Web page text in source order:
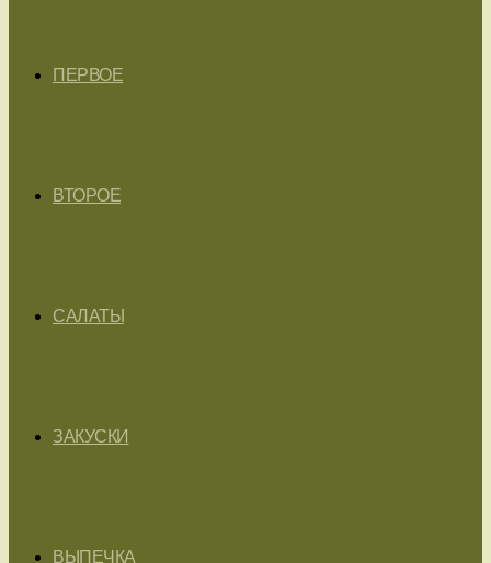
ПЕРВОЕ
ВТОРОЕ
САЛАТЫ
ЗАКУСКИ
ВЫПЕЧКА